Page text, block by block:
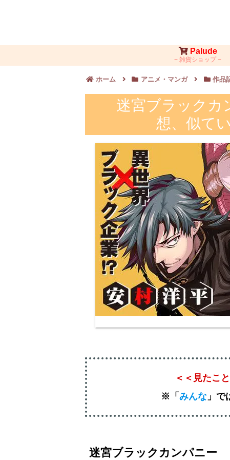
Palude
雑貨ショップ
ホーム アニメ・マンガ 作品
迷宮ブラックカ
想、似て
＜＜見たこ
※「 みんな」 で
迷宮ブラックカンパニー